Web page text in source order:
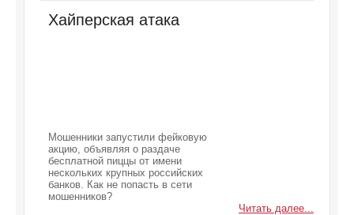
Хайперская атака
Мошенники запустили фейковую
акцию, объявляя о раздаче
бесплатной пиццы от имени
нескольких крупных российских
банков. Как не попасть в сети
мошенников?
Читать далее...